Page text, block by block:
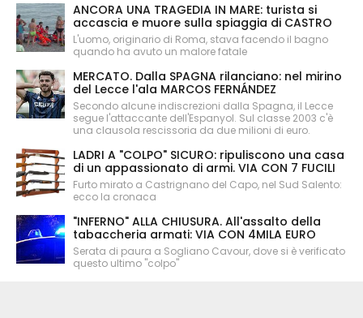
ANCORA UNA TRAGEDIA IN MARE: turista si
accascia e muore sulla spiaggia di CASTRO
L'uomo, originario di Roma, stava facendo il bagno
quando ha avuto un malore fatale
MERCATO. Dalla SPAGNA rilanciano: nel mirino
del Lecce l'ala MARCOS FERNÁNDEZ
Secondo alcune indiscrezioni dalla Spagna, il Lecce
segue l'attaccante dell'Espanyol. Sul classe 2003 c'è
una clausola rescissoria da due milioni di euro.
LADRI A "COLPO" SICURO: ripuliscono una casa
di un appassionato di armi. VIA CON 7 FUCILI
Furto mirato a Castrignano del Capo, nel Sud Salento:
ecco la cronaca
"INFERNO" ALLA CHIUSURA. All'assalto della
tabaccheria armati: VIA CON 4MILA EURO
Serata di paura a Sogliano Cavour, dove si è verificato
questo ultimo "colpo"